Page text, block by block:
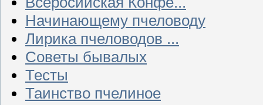
Начинающему пчеловоду
Лирика пчеловодов ...
Советы бывалых
Тесты
Таинство пчелиное